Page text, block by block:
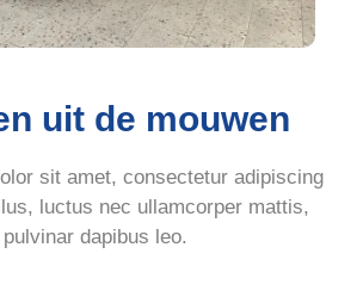
uit de mouwen
sit amet, consectetur adipiscing
luctus nec ullamcorper mattis,
pulvinar dapibus leo.